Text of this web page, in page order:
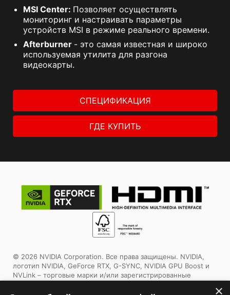
MSI Center: Позволяет осуществлять
мониторинг и настраивать параметры
устройств MSI в режиме реального времени.
Afterburner - это самая известная и широко
используемая утилита для разгона
видеокарты.
СПЕЦИФИКАЦИЯ
ГДЕ КУПИТЬ
© 2026 NVIDIA Corporation. Все права защищены. NVIDIA,
логотип NVIDIA, GeForce RTX, G-SYNC, NVIDIA GPU Boost и
NVLink – торговые марки и/или зарегистрированные
×